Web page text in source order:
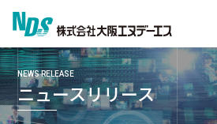
NEWS RELEASE
ニュースリリース